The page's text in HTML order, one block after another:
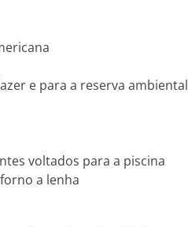
e para a reserva ambiental
voltados para a piscina
a lenha